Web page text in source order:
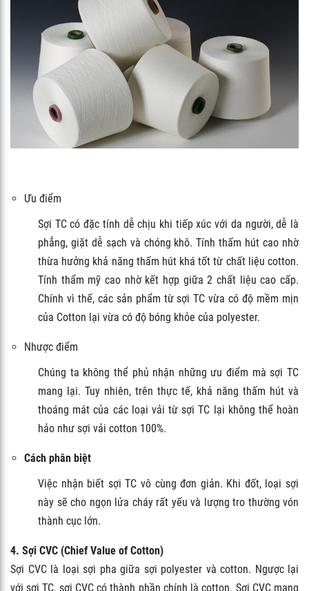
Ưu điểm
Sợi TC có đặc tính dễ chịu khi tiếp xúc với da người, dễ là
phẳng, giặt dễ sạch và chóng khô. Tính thấm hút cao nhờ
thừa hưởng khả năng thấm hút khá tốt từ chất liệu cotton.
Tính thẩm mỹ cao nhờ kết hợp giữa 2 chất liệu cao cấp.
Chính vì thế, các sản phẩm từ sợi TC vừa có độ mềm mịn
của Cotton lại vừa có độ bóng khỏe của polyester.
Nhược điểm
Chúng ta không thể phủ nhận những ưu điểm mà sợi TC
mang lại. Tuy nhiên, trên thực tế, khả năng thấm hút và
thoáng mát của các loại vải từ sợi TC lại không thể hoàn
hảo như sợi vải cotton 100%.
Cách phân biệt
Việc nhận biết sợi TC vô cùng đơn giản. Khi đốt, loại sợi
này sẽ cho ngọn lửa cháy rất yếu và lượng tro thường vón
thành cục lớn.
4. Sợi CVC (Chief Value of Cotton)
Sợi CVC là loại sợi pha giữa sợi polyester và cotton. Ngược lại
với sợi TC, sợi CVC có thành phần chính là cotton. Sợi CVC mang